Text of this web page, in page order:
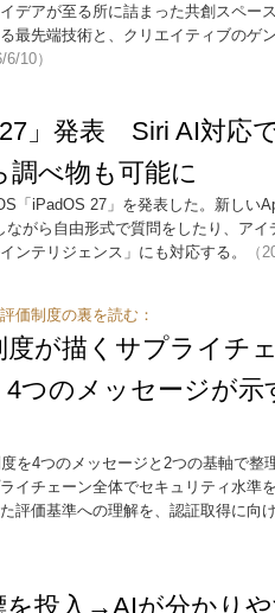
デアが至る所に詰まった共創スペー
最先端技術と、クリエイティブのゲ
6/10）
27」発表 Siri AI対応
調べ物も可能に
「iPadOS 27」を発表した。新しい
がら自由形式で質問をしたり、ア
ンテリジェンス」にも対応する。
（
制度の裏を読む：
度が描くサプライチ
4つのメッセージが示
を4つのメッセージと2つの基軸で整
イチェーン全体でセキュリティ水準
評価基準への理解を、認証取得に向
を投入→AIが分かり